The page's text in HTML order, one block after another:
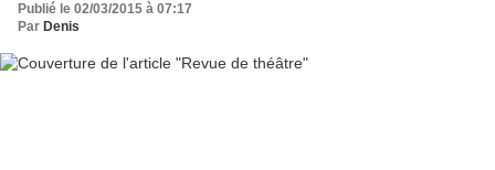
Publié le 02/03/2015 à 07:17
Par Denis